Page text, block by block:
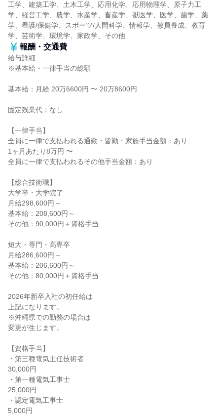
工学、建築工学、土木工学、応用化学、応用物理学、原子力工
学、経営工学、農学、水産学、畜産学、獣医学、医学、歯学、薬
学、看護/保健学、スポーツ/人間科学、情報学、教員養成、教育
学、芸術学、環境学、家政学、その他
報酬・交通費
給与詳細
※基本給・一律手当の総額
基本給：月給 20万6600円 〜 20万8600円
固定残業代：なし
【一律手当】
全員に一律で支払われる通勤・皆勤・家族手当金額：あり
1ヶ月あたり8万円 〜
全員に一律で支払われるその他手当金額：あり
【総合技術職】
大学卒・大学院了
月給298,600円～
基本給：208,600円～
その他：90,000円＋資格手当
短大・専門・高専卒
月給286,600円～
基本給：206,600円～
その他：80,000円＋資格手当
2026年新卒入社の初任給は
上記になります。
※沖縄県での勤務の場合は
変更が生じます。
【資格手当】
・第三種電気主任技術者
30,000円
・第一種電気工事士
25,000円
・認定電気工事士
5,000円